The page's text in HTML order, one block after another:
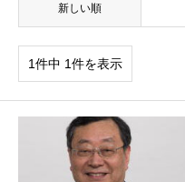
新しい順
1件中 1件を表示